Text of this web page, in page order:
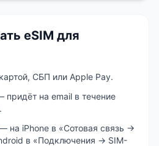
eSIM для
СБП или Apple Pay.
придёт на email в течение
на iPhone в «Сотовая связь →
в «Подключения → SIM-